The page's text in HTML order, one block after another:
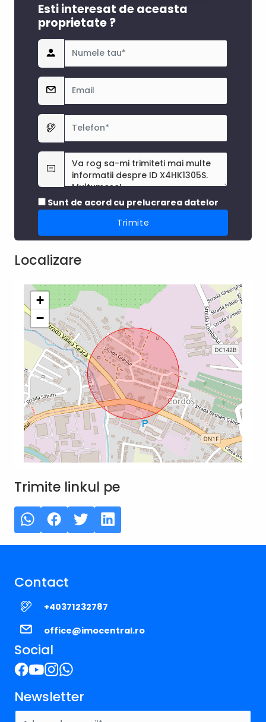
Esti interesat de aceasta
proprietate ?
Sunt de acord cu prelucrarea datelor
Localizare
+
−
Trimite linkul pe
Contact
+40371232787
office@imocentral.ro
Social
Newsletter